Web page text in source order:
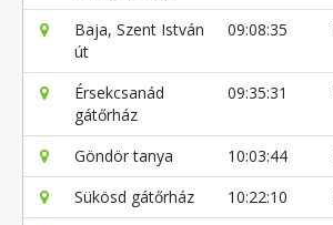
Baja, Szent István
út
09:08:35
Érsekcsanád
gátőrház
09:35:31
Göndör tanya 10:03:44
Sükösd gátőrház
10:22:10